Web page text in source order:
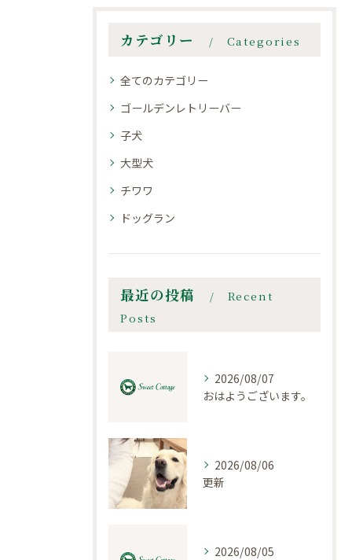
カテゴリー Categories
全てのカテゴリー
ゴールデンレトリーバー
子犬
大型犬
チワワ
ドッグラン
最近の投稿
Recent
Posts
2026/08/07
おはようございます。
2026/08/06
更新
2026/08/05